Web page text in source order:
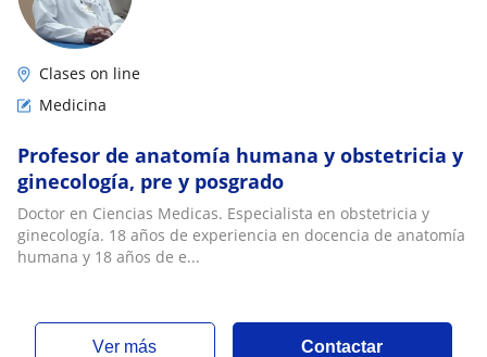
Clases on line
Medicina
Profesor de anatomía humana y obstetricia y
ginecología, pre y posgrado
Doctor en Ciencias Medicas. Especialista en obstetricia y
ginecología. 18 años de experiencia en docencia de anatomía
humana y 18 años de e...
ver más Contactar